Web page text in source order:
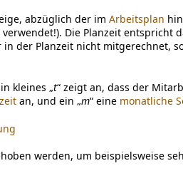
abzüglich der im Arbeitsplan
Die Planzeit entspricht
in der Planzeit nicht mitgerechnet,
kleines „t“ zeigt an, dass der
an, und ein „m“ eine monatliche
werden, um beispielsweise